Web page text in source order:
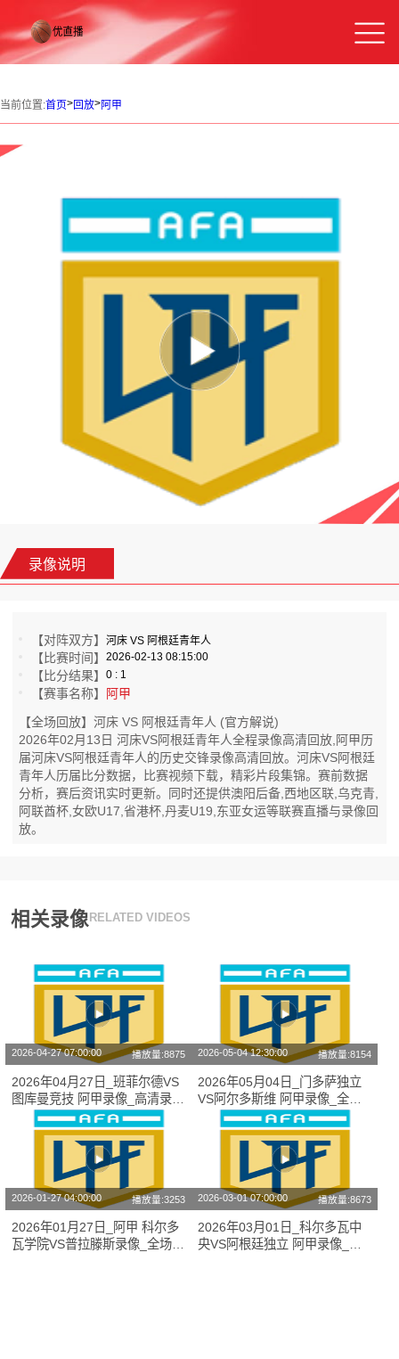
当前位置:首页>回放>阿甲
录像说明
【对阵双方】河床 VS 阿根廷青年人
【比赛时间】2026-02-13 08:15:00
【比分结果】0 : 1
【赛事名称】 阿甲
【全场回放】河床 VS 阿根廷青年人 (官方解说)
2026年02月13日 河床VS阿根廷青年人全程录像高清回放,阿甲历
届河床VS阿根廷青年人的历史交锋录像高清回放。河床VS阿根廷
青年人历届比分数据，比赛视频下载，精彩片段集锦。赛前数据
分析，赛后资讯实时更新。同时还提供澳阳后备,西地区联,乌克青,
阿联酋杯,女欧U17,省港杯,丹麦U19,东亚女运等联赛直播与录像回
放。
相关录像 RELATED VIDEOS
2026-04-27 07:00:00 播放量:8875
2026年04月27日_班菲尔德VS
图库曼竞技 阿甲录像_高清录像
【全场回放】
2026-05-04 12:30:00 播放量:8154
2026年05月04日_门多萨独立
VS阿尔多斯维 阿甲录像_全场
录像【视频集锦】
2026-01-27 04:00:00 播放量:3253
2026年01月27日_阿甲 科尔多
瓦学院VS普拉滕斯录像_全场录
2026-03-01 07:00:00 播放量:8673
2026年03月01日_科尔多瓦中
央VS阿根廷独立 阿甲录像_高